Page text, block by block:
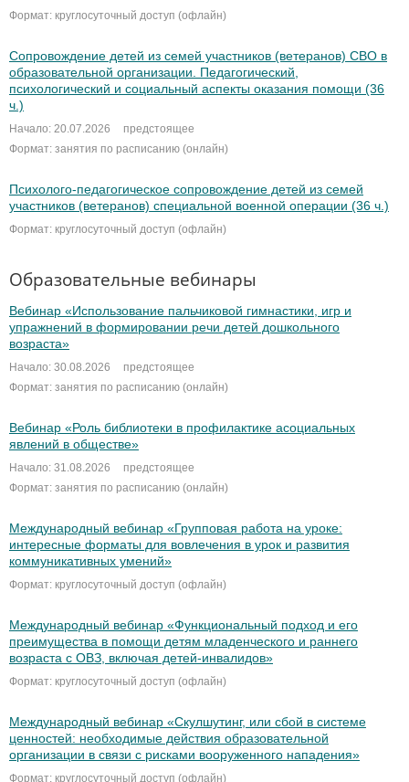
Формат: круглосуточный доступ (офлайн)
Сопровождение детей из семей участников (ветеранов) СВО в
образовательной организации. Педагогический,
психологический и социальный аспекты оказания помощи (36
ч.)
Начало: 20.07.2026
предстоящее
Формат: занятия по расписанию (онлайн)
Психолого-педагогическое сопровождение детей из семей
участников (ветеранов) специальной военной операции (36 ч.)
Формат: круглосуточный доступ (офлайн)
Образовательные вебинары
Вебинар «Использование пальчиковой гимнастики, игр и
упражнений в формировании речи детей дошкольного
возраста»
Начало: 30.08.2026
предстоящее
Формат: занятия по расписанию (онлайн)
Вебинар «Роль библиотеки в профилактике асоциальных
явлений в обществе»
Начало: 31.08.2026
предстоящее
Формат: занятия по расписанию (онлайн)
Международный вебинар «Групповая работа на уроке:
интересные форматы для вовлечения в урок и развития
коммуникативных умений»
Формат: круглосуточный доступ (офлайн)
Международный вебинар «Функциональный подход и его
преимущества в помощи детям младенческого и раннего
возраста с ОВЗ, включая детей-инвалидов»
Формат: круглосуточный доступ (офлайн)
Международный вебинар «Скулшутинг, или сбой в системе
ценностей: необходимые действия образовательной
организации в связи с рисками вооруженного нападения»
Формат: круглосуточный доступ (офлайн)